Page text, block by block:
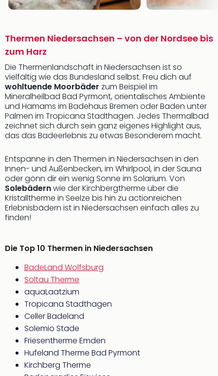
Thermen Niedersachsen – von der Nordsee bis
zum Harz
Die Thermenlandschaft in Niedersachsen ist so
vielfältig wie das Bundesland selbst. Freu dich auf
wohltuende Moorbäder zum Beispiel im
Mineralheilbad Bad Pyrmont, orientalisches Ambiente
und Hamams im Badehaus Bremen oder Baden unter
Palmen im Tropicana Stadthagen. Jedes Thermalbad
zeichnet sich durch sein ganz eigenes Highlight aus,
das das Badeerlebnis zu etwas Besonderem macht.
Entspanne in den Thermen in Niedersachsen in den
Innen- und Außenbecken, im Whirlpool, in der Sauna
oder gönn dir ein wenig Sonne im Solarium. Von
Solebädernwie der Kirchbergtherme über die
Kristalltherme in Seelze bis hin zu actionreichen
Erlebnisbädern ist in Niedersachsen einfach alles zu
finden!
Die Top 10 Thermen in Niedersachsen
BadeLand Wolfsburg
Soltau Therme
aquaLaatzium
Tropicana Stadthagen
Celler Badeland
Solemio Stade
Friesentherme Emden
Hufeland Therme Bad Pyrmont
Kirchberg Therme